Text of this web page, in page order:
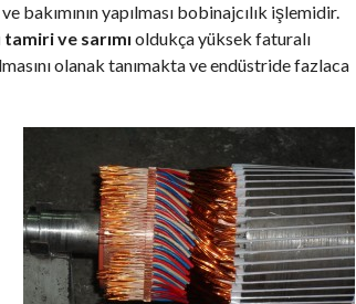
bakımının yapılması bobinajcılık işlemidir.
ve sarımı oldukça yüksek faturalı
olanak tanımakta ve endüstride fazlaca